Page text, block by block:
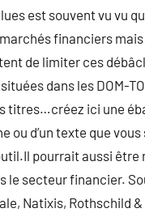
est souvent vu vu
financiers
de limiter ces
dans les DOM-
titres…créez ici une
ou d’un texte que
pourrait aussi être
le secteur financier.
Natixis, Rothschild